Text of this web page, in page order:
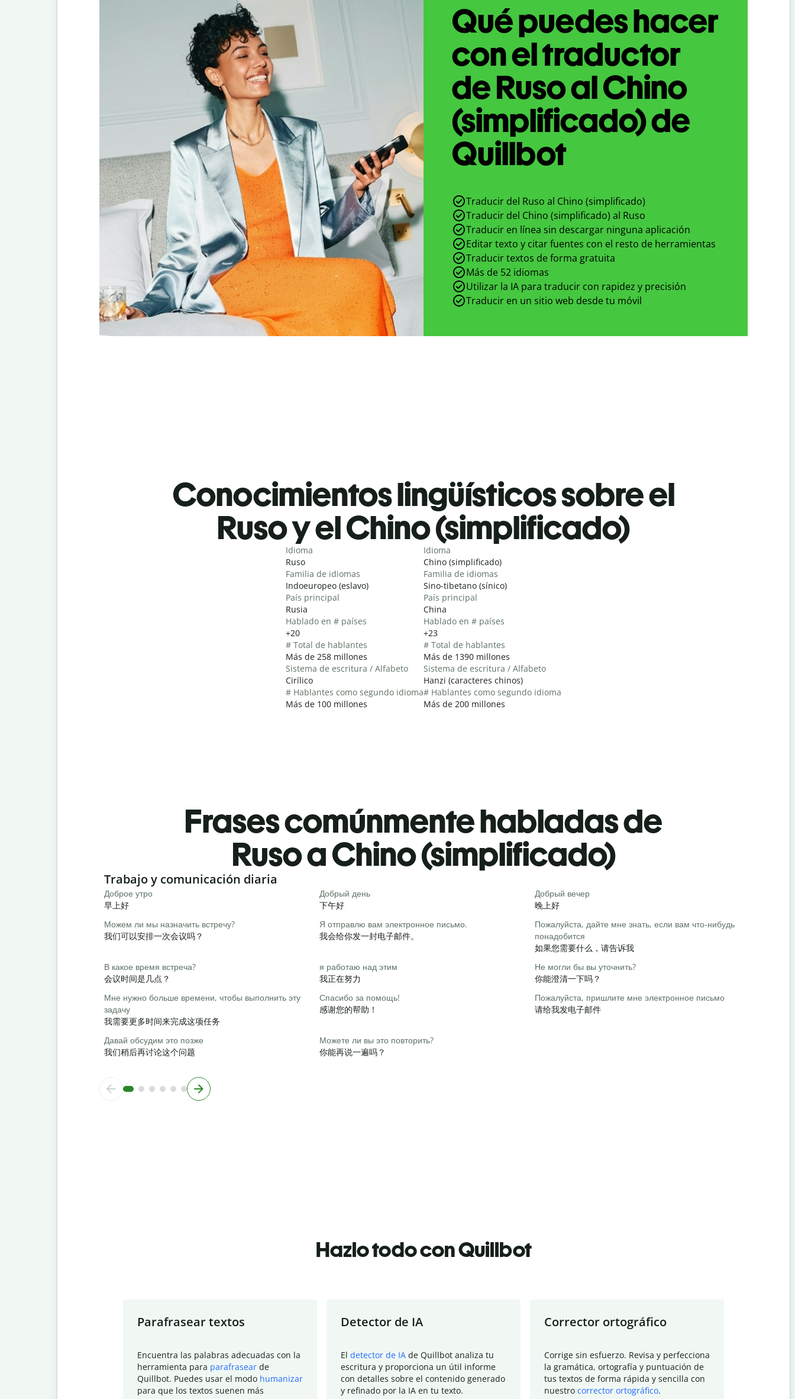
Qué puedes hacer
con el traductor
de Ruso al Chino
(simplificado) de
Quillbot
Traducir del Ruso al Chino (simplificado)
Traducir del Chino (simplificado) al Ruso
Traducir en línea sin descargar ninguna aplicación
Editar texto y citar fuentes con el resto de herramientas
Traducir textos de forma gratuita
Más de 52 idiomas
Utilizar la IA para traducir con rapidez y precisión
Traducir en un sitio web desde tu móvil
Conocimientos lingüísticos sobre el
Ruso y el Chino (simplificado)
Idioma
Ruso
Familia de idiomas
Indoeuropeo (eslavo)
País principal
Rusia
Hablado en # países
+20
# Total de hablantes
Más de 258 millones
Sistema de escritura / Alfabeto
Cirílico
# Hablantes como segundo idioma
Más de 100 millones
Idioma
Chino (simplificado)
Familia de idiomas
Sino-tibetano (sínico)
País principal
China
Hablado en # países
+23
# Total de hablantes
Más de 1390 millones
Sistema de escritura / Alfabeto
Hanzi (caracteres chinos)
# Hablantes como segundo idioma
Más de 200 millones
Frases comúnmente habladas de
Ruso a Chino (simplificado)
Slide 1 of 6
Trabajo y comunicación diaria
Доброе утро
早上好
Добрый день
下午好
Добрый вечер
晚上好
Можем ли мы назначить встречу?
我们可以安排一次会议吗？
Я отправлю вам электронное письмо.
我会给你发一封电子邮件。
Пожалуйста, дайте мне знать, если вам что-нибудь
понадобится
如果您需要什么，请告诉我
В какое время встреча?
会议时间是几点？
я работаю над этим
我正在努力
Не могли бы вы уточнить?
你能澄清一下吗？
Мне нужно больше времени, чтобы выполнить эту
задачу
我需要更多时间来完成这项任务
Спасибо за помощь!
感谢您的帮助！
Пожалуйста, пришлите мне электронное письмо
请给我发电子邮件
Давай обсудим это позже
我们稍后再讨论这个问题
Можете ли вы это повторить?
你能再说一遍吗？
Hazlo todo con Quillbot
Parafrasear textos
Encuentra las palabras adecuadas con la
herramienta para parafrasear de
Quillbot. Puedes usar el modo humanizar
para que los textos suenen más
Detector de IA
El detector de IA de Quillbot analiza tu
escritura y proporciona un útil informe
con detalles sobre el contenido generado
y refinado por la IA en tu texto.
Corrector ortográfico
Corrige sin esfuerzo. Revisa y perfecciona
la gramática, ortografía y puntuación de
tus textos de forma rápida y sencilla con
nuestro corrector ortográfico.